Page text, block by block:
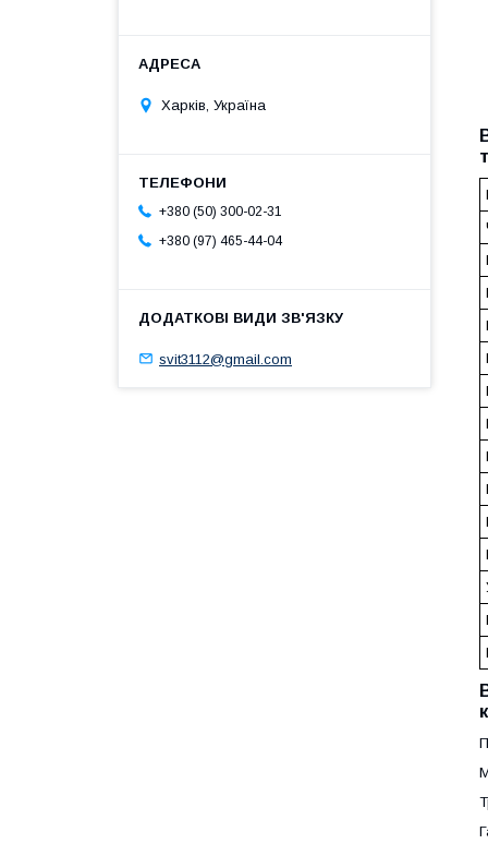
Харків, Україна
+380 (50) 300-02-31
+380 (97) 465-44-04
svit3112@gmail.com